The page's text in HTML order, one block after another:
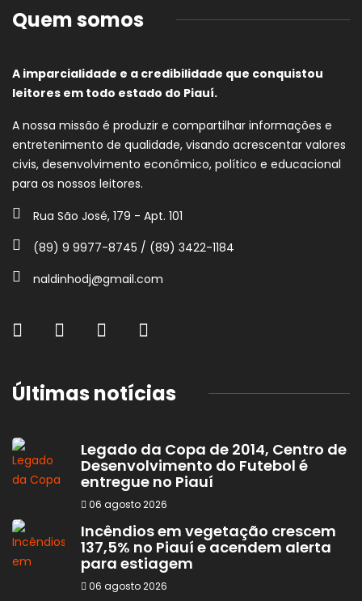
Quem somos
A imparcialidade e a credibilidade que conquistou
leitores em todo estado do Piauí.
A nossa missão é produzir e compartilhar informações e
entretenimento de qualidade, visando acrescentar valores
civis, desenvolvimento econômico, político e educacional
para os nossos leitores.
Rua São José, 179 - Apt. 101
(89) 9 9977-8745 / (89) 3422-1184
naldinhodj@gmail.com
Últimas notícias
Legado da Copa de 2014, Centro de
Desenvolvimento do Futebol é
entregue no Piauí
06 agosto 2026
Incêndios em vegetação crescem
137,5% no Piauí e acendem alerta
para estiagem
06 agosto 2026